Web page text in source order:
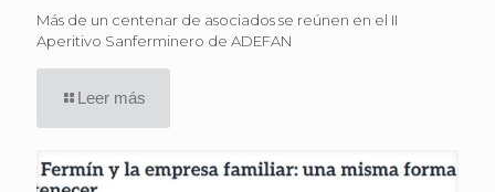
Más de un centenar de asociados se reúnen en el II
Aperitivo Sanferminero de ADEFAN
Leer más